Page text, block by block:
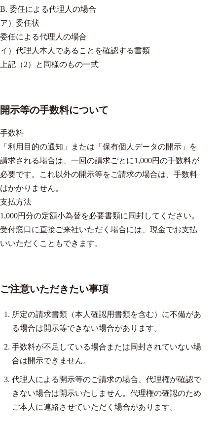
B. 委任による代理人の場合
ア）委任状
委任による代理人の場合
イ）代理人本人であることを確認する書類
上記（2）と同様のもの一式
開示等の手数料について
手数料
「利用目的の通知」または「保有個人データの開示」を
請求される場合は、一回の請求ごとに1,000円の手数料が
必要です。これ以外の開示等をご請求の場合は、手数料
はかかりません。
支払方法
1,000円分の定額小為替を必要書類に同封してください。
受付窓口に直接ご来社いただく場合には、現金でお支払
いいただくこともできます。
ご注意いただきたい事項
所定の請求書類（本人確認用書類を含む）に不備があ
る場合は開示等できない場合があります。
手数料が不足している場合または同封されていない場
合は開示できません。
代理人による開示等のご請求の場合、代理権が確認で
きない場合は開示いたしません。代理権の確認のため
ご本人に連絡させていただく場合があります。